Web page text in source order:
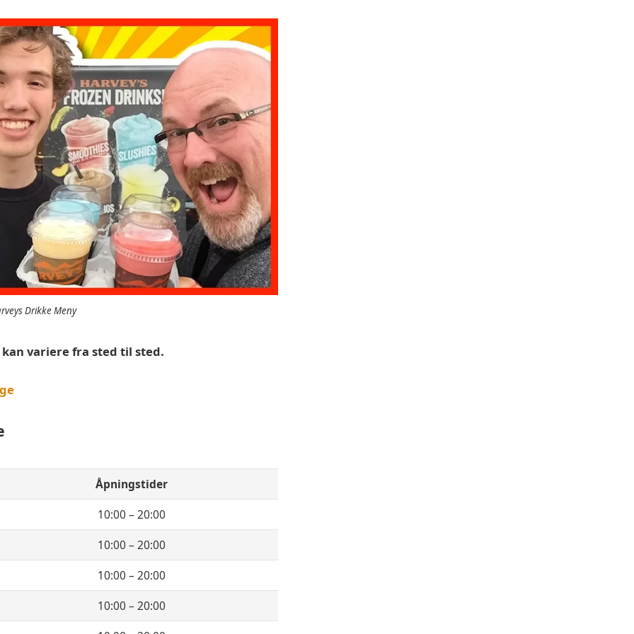
Drikke Meny
variere fra sted til sted.
Åpningstider
10:00 – 20:00
10:00 – 20:00
10:00 – 20:00
10:00 – 20:00